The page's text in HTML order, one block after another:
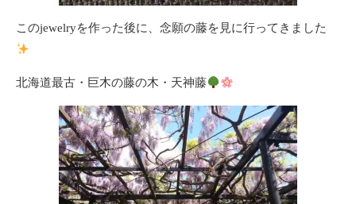
このjewelryを作った後に、念願の藤を見に行ってきました
北海道最古・巨木の藤の木・天神藤